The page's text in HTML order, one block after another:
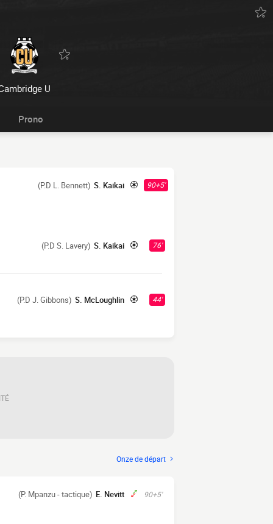
U
Prono
90+5'
S. Kaikai
(P.D L. Bennett)
76'
S. Kaikai
(P.D S. Lavery)
44'
S. McLoughlin
(P.D J. Gibbons)
Onze de départ
90+5'
E. Nevitt
(P. Mpanzu - tactique)